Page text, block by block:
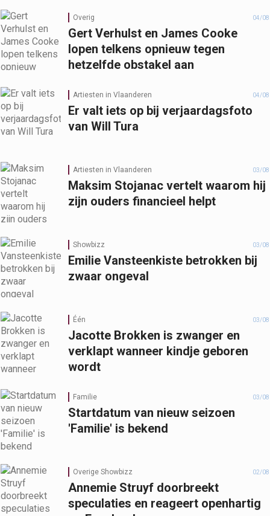
Overig 04/08
Gert Verhulst en James Cooke
lopen telkens opnieuw tegen
hetzelfde obstakel aan
Artiesten in Vlaanderen 04/08
Er valt iets op bij verjaardagsfoto
van Will Tura
Artiesten in Vlaanderen 03/08
Maksim Stojanac vertelt waarom hij
zijn ouders financieel helpt
Showbizz 03/08
Emilie Vansteenkiste betrokken bij
zwaar ongeval
Één 03/08
Jacotte Brokken is zwanger en
verklapt wanneer kindje geboren
wordt
Familie 03/08
Startdatum van nieuw seizoen
'Familie' is bekend
Overige Showbizz 02/08
Annemie Struyf doorbreekt
speculaties en reageert openhartig